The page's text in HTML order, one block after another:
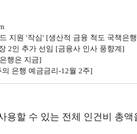
지원 '작심' [생산적 금융 척도 국책은
2인 추가 선임 [금융사 인사 풍향계]
행은 지금]
은행 예금금리-12월 2주]
용할 수 있는 전체 인건비 총